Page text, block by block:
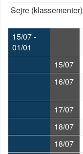
Sejre (klassementer)
15/07 -
01/01
15/07
16/07
17/07
18/07
18/07